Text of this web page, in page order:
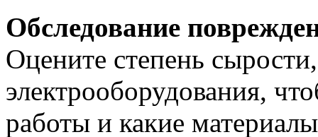
Обследование
Оцените степень
электрооборудования,
работы и какие